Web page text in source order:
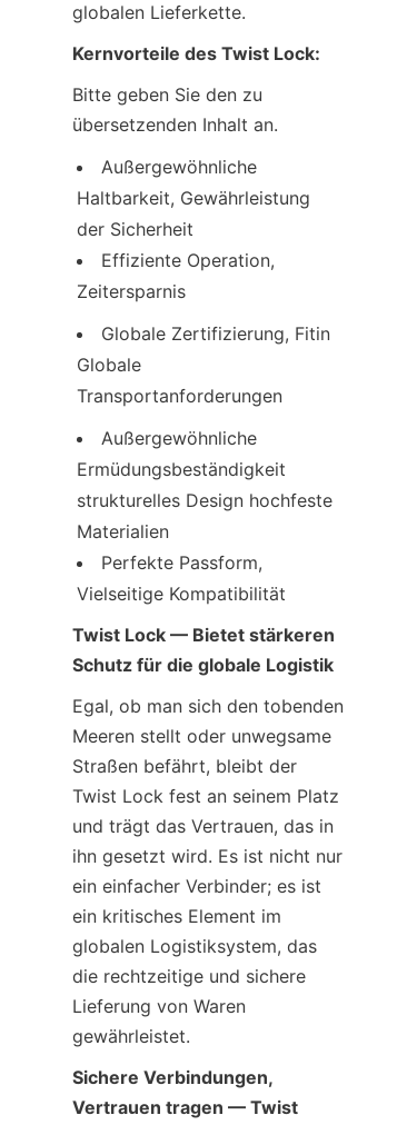
globalen Lieferkette.
Kernvorteile des Twist Lock:
Bitte geben Sie den zu
übersetzenden Inhalt an.
Außergewöhnliche
Haltbarkeit, Gewährleistung
der Sicherheit
Effiziente Operation,
Zeitersparnis
Globale Zertifizierung, Fitin
Globale
Transportanforderungen
Außergewöhnliche
Ermüdungsbeständigkeit
strukturelles Design hochfeste
Materialien
Perfekte Passform,
Vielseitige Kompatibilität
Twist Lock — Bietet stärkeren
Schutz für die globale Logistik
Egal, ob man sich den tobenden
Meeren stellt oder unwegsame
Straßen befährt, bleibt der
Twist Lock fest an seinem Platz
und trägt das Vertrauen, das in
ihn gesetzt wird. Es ist nicht nur
ein einfacher Verbinder; es ist
ein kritisches Element im
globalen Logistiksystem, das
die rechtzeitige und sichere
Lieferung von Waren
gewährleistet.
Sichere Verbindungen,
Vertrauen tragen — Twist